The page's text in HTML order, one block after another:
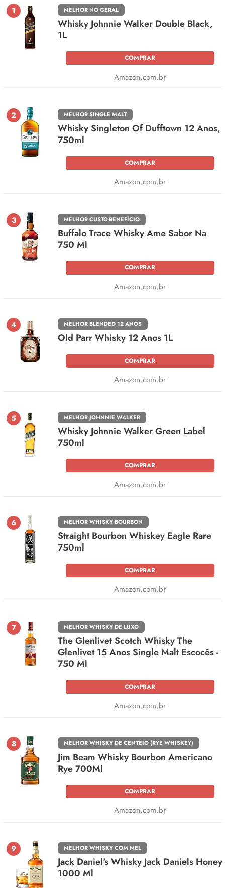
1 MELHOR NO GERAL
Whisky Johnnie Walker Double Black,
1L
COMPRAR
Amazon.com.br
2 MELHOR SINGLE MALT
Whisky Singleton Of Dufftown 12 Anos,
750ml
COMPRAR
Amazon.com.br
3 MELHOR CUSTO-BENEFÍCIO
Buffalo Trace Whisky Ame Sabor Na
750 Ml
COMPRAR
Amazon.com.br
4 MELHOR BLENDED 12 ANOS
Old Parr Whisky 12 Anos 1L
COMPRAR
Amazon.com.br
5 MELHOR JOHNNIE WALKER
Whisky Johnnie Walker Green Label
750ml
COMPRAR
Amazon.com.br
6 MELHOR WHISKY BOURBON
Straight Bourbon Whiskey Eagle Rare
750ml
COMPRAR
Amazon.com.br
7 MELHOR WHISKY DE LUXO
The Glenlivet Scotch Whisky The
Glenlivet 15 Anos Single Malt Escocês -
750 Ml
COMPRAR
Amazon.com.br
8 MELHOR WHISKY DE CENTEIO (RYE WHISKEY)
Jim Beam Whisky Bourbon Americano
Rye 700Ml
COMPRAR
Amazon.com.br
9 MELHOR WHISKY COM MEL
Jack Daniel's Whisky Jack Daniels Honey
1000 Ml